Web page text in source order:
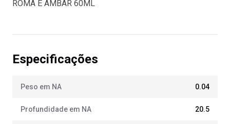
ROMA E AMBAR 60ML
Especificações
Peso em NA 0.04
Profundidade em NA 20.5